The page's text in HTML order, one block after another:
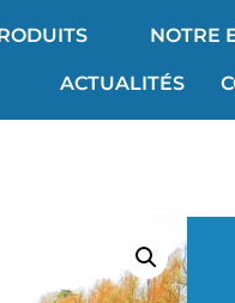
NOTRE
ACTUALITÉS